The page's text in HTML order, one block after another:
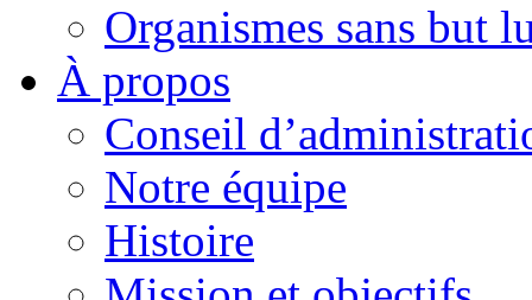
Organismes sans but
À propos
Conseil
Notre équipe
Histoire